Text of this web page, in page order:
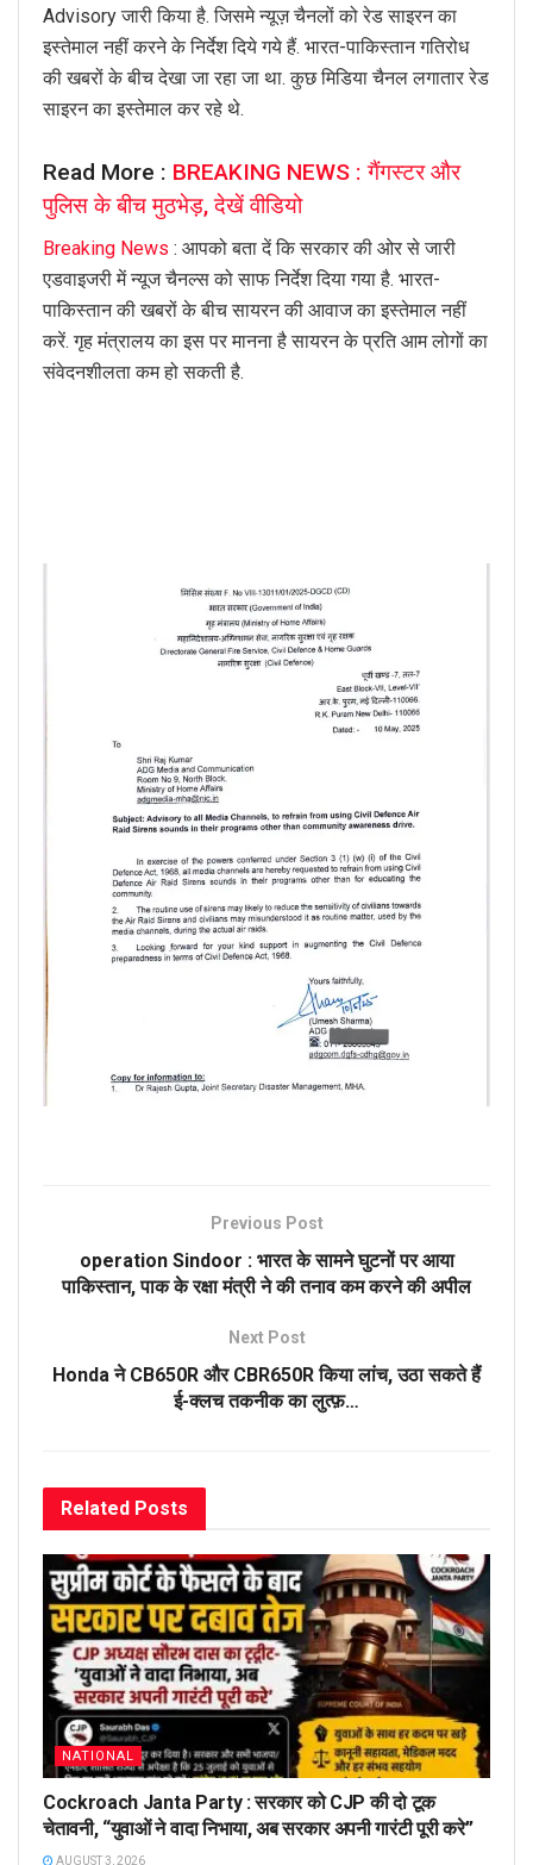
Advisory जारी किया है. जिसमे न्यूज़ चैनलों को रेड साइरन का
इस्तेमाल नहीं करने के निर्देश दिये गये हैं. भारत-पाकिस्तान गतिरोध
की खबरों के बीच देखा जा रहा जा था. कुछ मिडिया चैनल लगातार रेड
साइरन का इस्तेमाल कर रहे थे.
Read More : BREAKING NEWS : गैंगस्टर और
पुलिस के बीच मुठभेड़, देखें वीडियो
Breaking News : आपको बता दें कि सरकार की ओर से जारी
एडवाइजरी में न्यूज चैनल्स को साफ निर्देश दिया गया है. भारत-
पाकिस्तान की खबरों के बीच सायरन की आवाज का इस्तेमाल नहीं
करें. गृह मंत्रालय का इस पर मानना है सायरन के प्रति आम लोगों का
संवेदनशीलता कम हो सकती है.
Previous Post
operation Sindoor : भारत के सामने घुटनों पर आया
पाकिस्तान, पाक के रक्षा मंत्री ने की तनाव कम करने की अपील
Next Post
Honda ने CB650R और CBR650R किया लांच, उठा सकते हैं
ई-क्लच तकनीक का लुत्फ़…
Related Posts
NATIONAL
Cockroach Janta Party : सरकार को CJP की दो टूक
चेतावनी, “युवाओं ने वादा निभाया, अब सरकार अपनी गारंटी पूरी करे”
AUGUST 3, 2026